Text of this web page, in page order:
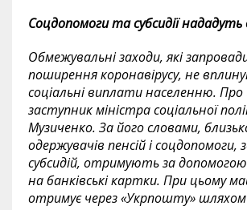
Соцдопомоги та субсидії нададуть
Обмежувальні заходи, які
поширення коронавірусу, не
соціальні виплати населенню. Про
заступник міністра соціальної
Музиченко. За його словами,
одержувачів пенсій і соцдопомоги,
субсидій, отримують за допомогою
на банківські картки. При цьому
отримує через «Укрпошту»